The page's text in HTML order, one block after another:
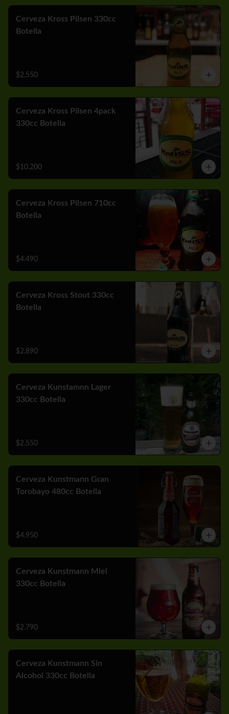
Cerveza Kross Pilsen 330cc
Botella
$2.550
Cerveza Kross Pilsen 4pack
330cc Botella
$10.200
Cerveza Kross Pilsen 710cc
Botella
$4.490
Cerveza Kross Stout 330cc
Botella
$2.890
Cerveza Kunstamnn Lager
330cc Botella
$2.550
Cerveza Kunstmann Gran
Torobayo 480cc Botella
$4.950
Cerveza Kunstmann Miel
330cc Botella
$2.790
Cerveza Kunstmann Sin
Alcohol 330cc Botella